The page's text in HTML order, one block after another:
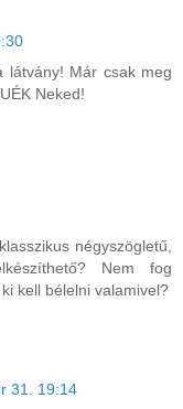
látvány! Már csak meg
Neked!
négyszögletű,
Nem fog
kell bélelni valamivel?
31. 19:14